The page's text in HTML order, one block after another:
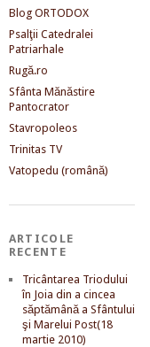
Blog ORTODOX
Psalţii Catedralei
Patriarhale
Rugă.ro
Sfânta Mănăstire
Pantocrator
Stavropoleos
Trinitas TV
Vatopedu (română)
ARTICOLE
RECENTE
Tricântarea Triodului
în Joia din a cincea
săptămână a Sfântului
şi Marelui Post(18
martie 2010)